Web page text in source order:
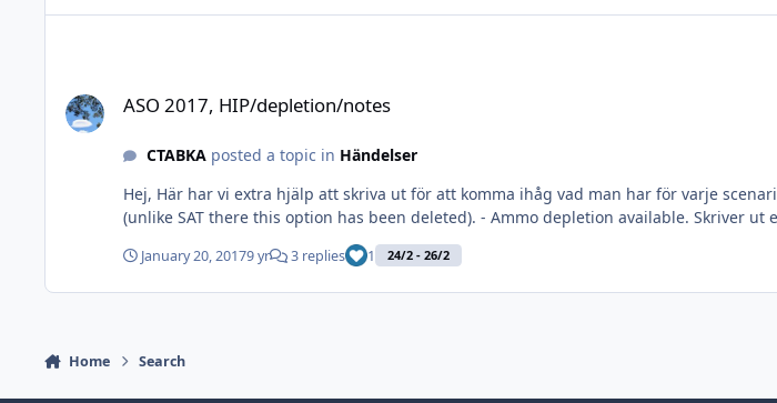
ASO 2017, HIP/depletion/notes
CTABKAposted a topic in Händelser
Hej, Här har vi extra hjälp att skriva ut för att komma ihåg vad man har för varje scenario: - HIP of units / Guns & Fortifications. - Bore Sighting available for the defender
(unlike SAT there this option has been deleted). - Ammo depletion available. Skriver ut en bunt A4, och klipper ut dem, lämnar dem på Tournament directors bord, bara att gå
och hämta när scenario valet har gjorts. ASO 2017 HIP-depletion-notes.pdf
January 20, 20179 yr 3 replies 1 24/2 - 26/2
Home Search